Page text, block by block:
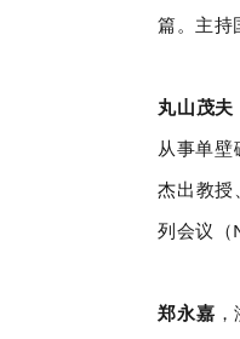
篇。主持
丸山茂
从事单
杰出教授
列会议（
郑永嘉